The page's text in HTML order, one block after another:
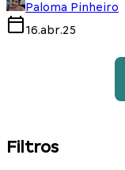
Paloma Pinheiro
16.abr.25
Filtros